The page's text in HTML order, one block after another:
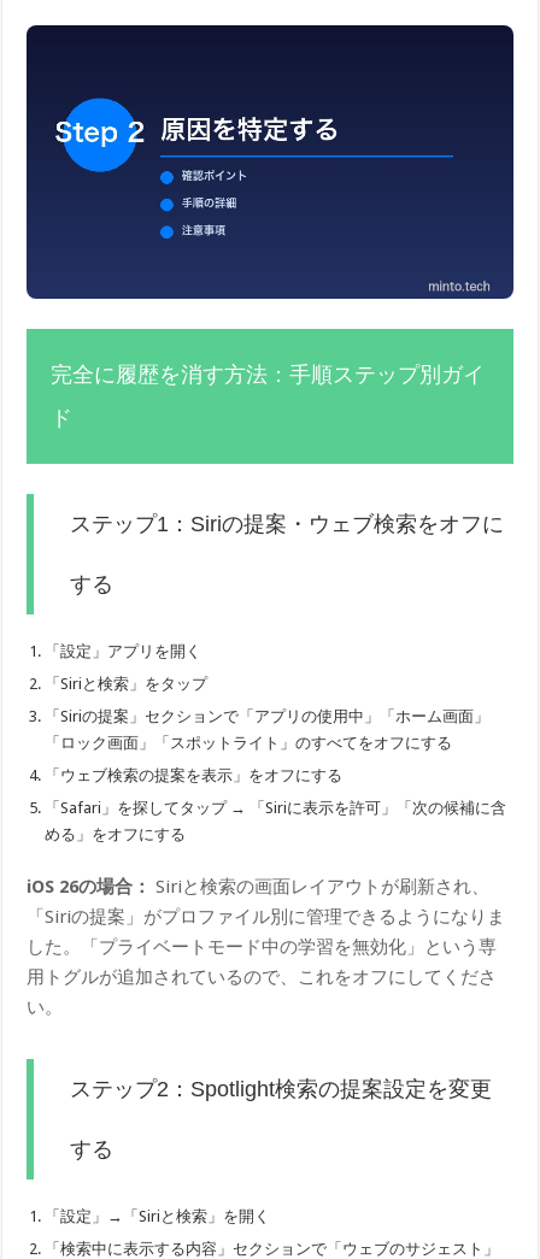
完全に履歴を消す方法：手順ステップ別ガイ
ド
ステップ1：Siriの提案・ウェブ検索をオフに
する
「設定」アプリを開く
「Siriと検索」をタップ
「Siriの提案」セクションで「アプリの使用中」「ホーム画面」
「ロック画面」「スポットライト」のすべてをオフにする
「ウェブ検索の提案を表示」をオフにする
「Safari」を探してタップ → 「Siriに表示を許可」「次の候補に含
める」をオフにする
iOS 26の場合： Siriと検索の画面レイアウトが刷新され、
「Siriの提案」がプロファイル別に管理できるようになりま
した。「プライベートモード中の学習を無効化」という専
用トグルが追加されているので、これをオフにしてくださ
い。
ステップ2：Spotlight検索の提案設定を変更
する
「設定」→「Siriと検索」を開く
「検索中に表示する内容」セクションで「ウェブのサジェスト」